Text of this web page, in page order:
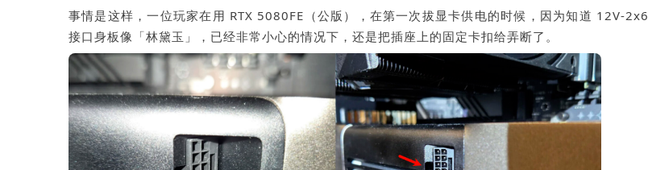
事情是这样，一位玩家在用 RTX 5080FE（公版），在第一次拔显卡供电的时候，因为知道 12V-2x6
接口身板像「林黛玉」，已经非常小心的情况下，还是把插座上的固定卡扣给弄断了。